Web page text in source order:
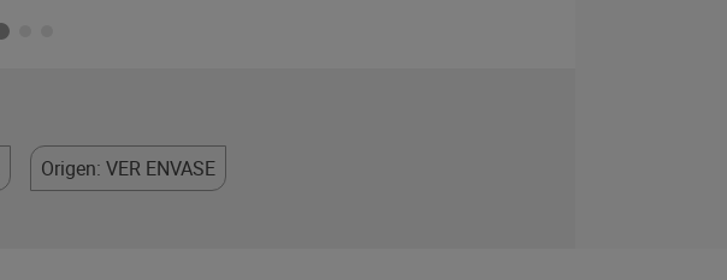
Origen: VER ENVASE